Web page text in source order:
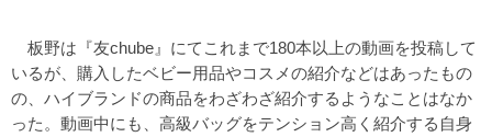
板野は『友chube』にてこれまで180本以上の動画を投稿して
いるが、購入したベビー用品やコスメの紹介などはあったもの
の、ハイブランドの商品をわざわざ紹介するようなことはなか
った。動画中にも、高級バッグをテンション高く紹介する自身